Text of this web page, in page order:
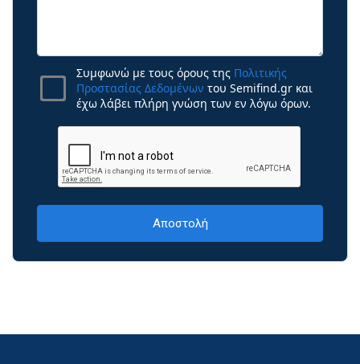
Συμφωνώ με τους όρους της Πολιτικής
Προστασίας Δεδομένων του Semifind.gr και
έχω λάβει πλήρη γνώση των εν λόγω όρων.